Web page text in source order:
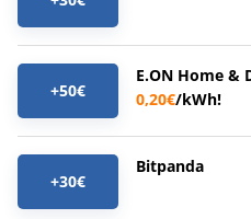
+50€
E.ON Home &
0,20€/kWh!
+30€
Bitpanda